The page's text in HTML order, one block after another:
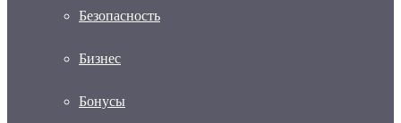
Безопасность
Бизнес
Бонусы